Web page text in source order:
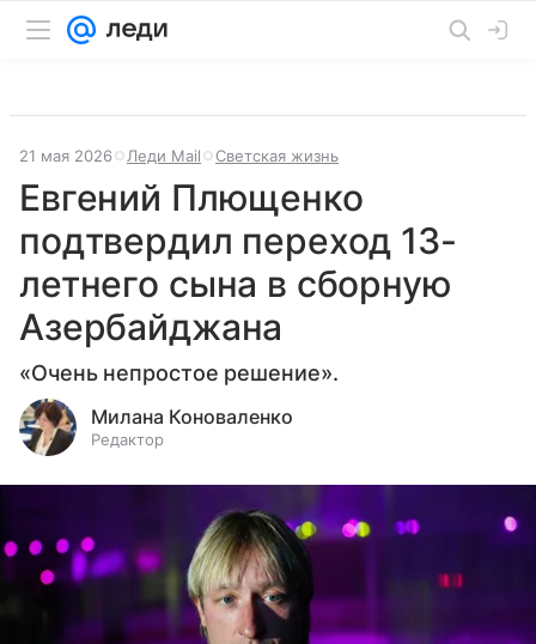
21 мая 2026 Леди Mail Светская жизнь
Евгений Плющенко
подтвердил переход 13-
летнего сына в сборную
Азербайджана
«Очень непростое решение».
Милана Коноваленко
Редактор